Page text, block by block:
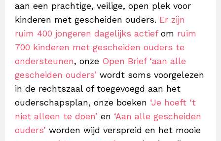
aan een prachtige, veilige, open plek voor
kinderen met gescheiden ouders. Er zijn
ruim 400 jongeren dagelijks actiefom ruim
700 kinderen met gescheiden ouders te
ondersteunen, onze Open Brief ‘aan alle
gescheiden ouders’ wordt soms voorgelezen
in de rechtszaal of toegevoegd aan het
ouderschapsplan, onze boeken ‘Je hoeft ‘t
niet alleen te doen’ en ‘Aan alle gescheiden
ouders’ worden wijd verspreid en het mooie